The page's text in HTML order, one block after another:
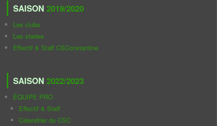
SAISON 2019/2020
Les clubs
Les stades
Effectif & Staff CSConstantine
SAISON 2022/2023
ÉQUIPE PRO
Effectif & Staff
Calendrier du CSC